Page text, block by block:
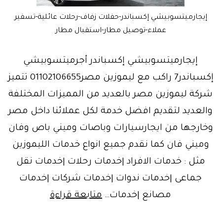
إيجارميتسوبيشي إكسباندر-حفلات زفاف-رحلات عائلية-تسفير
عملاء-توصيل مطار-استقبال مطار
إيجارميتسوبيشي إكسباندر أجرميتسوبيشي
إكسباندر7 راكب مع ليموزين مصر01102106655 تتميز
شركة ليموزين مصر بالعديد من المميزات المختلفة
والعديد لتقديم افضل خدمة لكل عملائنا داخل مصر
وخارجها من ايجارسيارات وباصات وميني باص وفان
وميني فان كما نقدم جميع انواع خدمات الليموزين
مثل : خدمات الافراد |خدمات رحلات |خدمات نقل
جماعى |خدمات ندوات |خدمات شركات |خدمات
مصانع |خدمات… متابعة قراءة